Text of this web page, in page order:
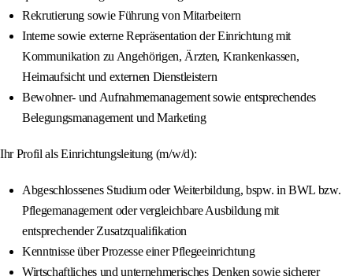
Rekrutierung sowie Führung von Mitarbeitern
Interne sowie externe Repräsentation der Einrichtung mit
Kommunikation zu Angehörigen, Ärzten, Krankenkassen,
Heimaufsicht und externen Dienstleistern
Bewohner- und Aufnahmemanagement sowie entsprechendes
Belegungsmanagement und Marketing
Ihr Profil als Einrichtungsleitung (m/w/d):
Abgeschlossenes Studium oder Weiterbildung, bspw. in BWL bzw.
Pflegemanagement oder vergleichbare Ausbildung mit
entsprechender Zusatzqualifikation
Kenntnisse über Prozesse einer Pflegeeinrichtung
Wirtschaftliches und unternehmerisches Denken sowie sicherer